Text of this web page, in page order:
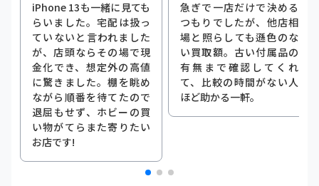
iPhone 13も一緒に見ても
らいました。宅配は扱っ
ていないと言われました
が、店頭ならその場で現
金化でき、想定外の高値
に驚きました。棚を眺め
ながら順番を待てたので
退屈もせず、ホビーの買
い物がてらまた寄りたい
お店です!
急ぎで一店だけで決める
つもりでしたが、他店相
場と照らしても遜色のな
い買取額。古い付属品の
有無まで確認してくれ
て、比較の時間がない人
ほど助かる一軒。